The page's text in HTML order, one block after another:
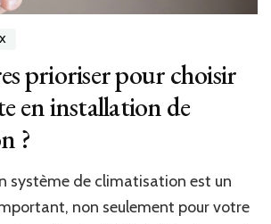
prioriser pour choisir
en installation de
?
système de climatisation est un
non seulement pour votre